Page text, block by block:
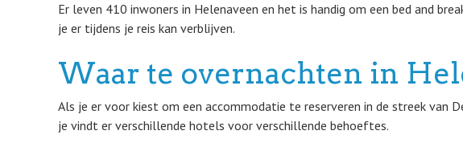
Er leven 410 inwoners in Helenaveen en het is handig om een bed and
je er tijdens je reis kan verblijven.
Waar te overnachten in
Als je er voor kiest om een accommodatie te reserveren in de streek van
je vindt er verschillende hotels voor verschillende behoeftes.